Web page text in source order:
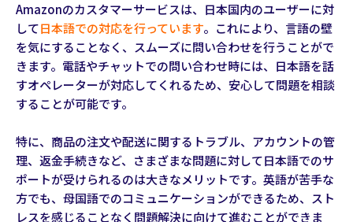
Amazonのカスタマーサービスは、日本国内のユーザーに対
して日本語での対応を行っています。これにより、言語の壁
を気にすることなく、スムーズに問い合わせを行うことがで
きます。電話やチャットでの問い合わせ時には、日本語を話
すオペレーターが対応してくれるため、安心して問題を相談
することが可能です。
特に、商品の注文や配送に関するトラブル、アカウントの管
理、返金手続きなど、さまざまな問題に対して日本語でのサ
ポートが受けられるのは大きなメリットです。英語が苦手な
方でも、母国語でのコミュニケーションができるため、スト
レスを感じることなく問題解決に向けて進むことができま